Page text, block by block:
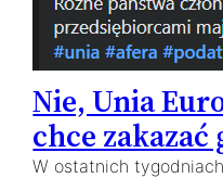
Nie, Unia
chce
W ostatnich